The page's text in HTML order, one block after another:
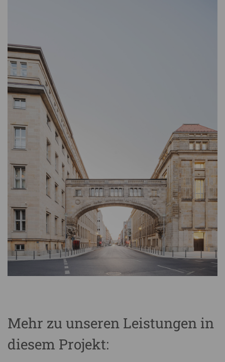
Mehr zu unseren Leistungen in
diesem Projekt: